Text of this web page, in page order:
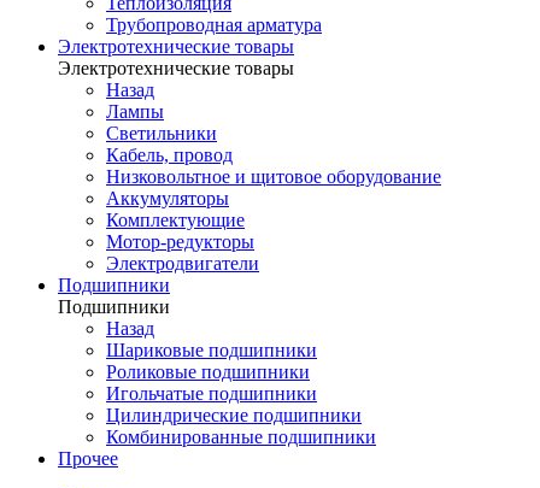
Трубопроводная арматура
Электротехнические товары
Электротехнические товары
Назад
Лампы
Светильники
Кабель, провод
Низковольтное и щитовое оборудование
Аккумуляторы
Комплектующие
Мотор-редукторы
Электродвигатели
Подшипники
Подшипники
Назад
Шариковые подшипники
Роликовые подшипники
Игольчатые подшипники
Цилиндрические подшипники
Комбинированные подшипники
Прочее